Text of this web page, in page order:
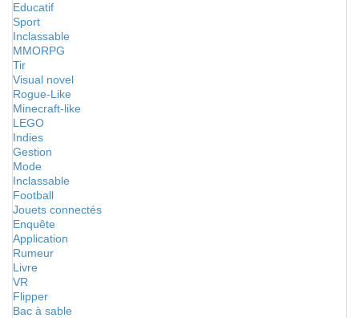
Educatif
Sport
Inclassable
MMORPG
Tir
Visual novel
Rogue-Like
Minecraft-like
LEGO
Indies
Gestion
Mode
Inclassable
Football
Jouets connectés
Enquête
Application
Rumeur
Livre
VR
Flipper
Bac à sable